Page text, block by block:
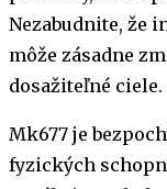
Nezabudnite, že
môže zásadne
dosažiteľné ciele.
Mk677 je
fyzických